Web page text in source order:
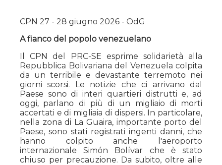
CPN 27 - 28 giugno 2026 - OdG
A fianco del popolo venezuelano
Il CPN del PRC-SE esprime solidarietà alla
Repubblica Bolivariana del Venezuela colpita
da un terribile e devastante terremoto nei
giorni scorsi. Le notizie che ci arrivano dal
Paese sono di interi quartieri distrutti e, ad
oggi, parlano di più di un migliaio di morti
accertati e di migliaia di dispersi. In particolare,
nella zona di La Guaira, importante porto del
Paese, sono stati registrati ingenti danni, che
hanno colpito anche l'aeroporto
internazionale Simón Bolívar che è stato
chiuso per precauzione. Da subito, oltre alle